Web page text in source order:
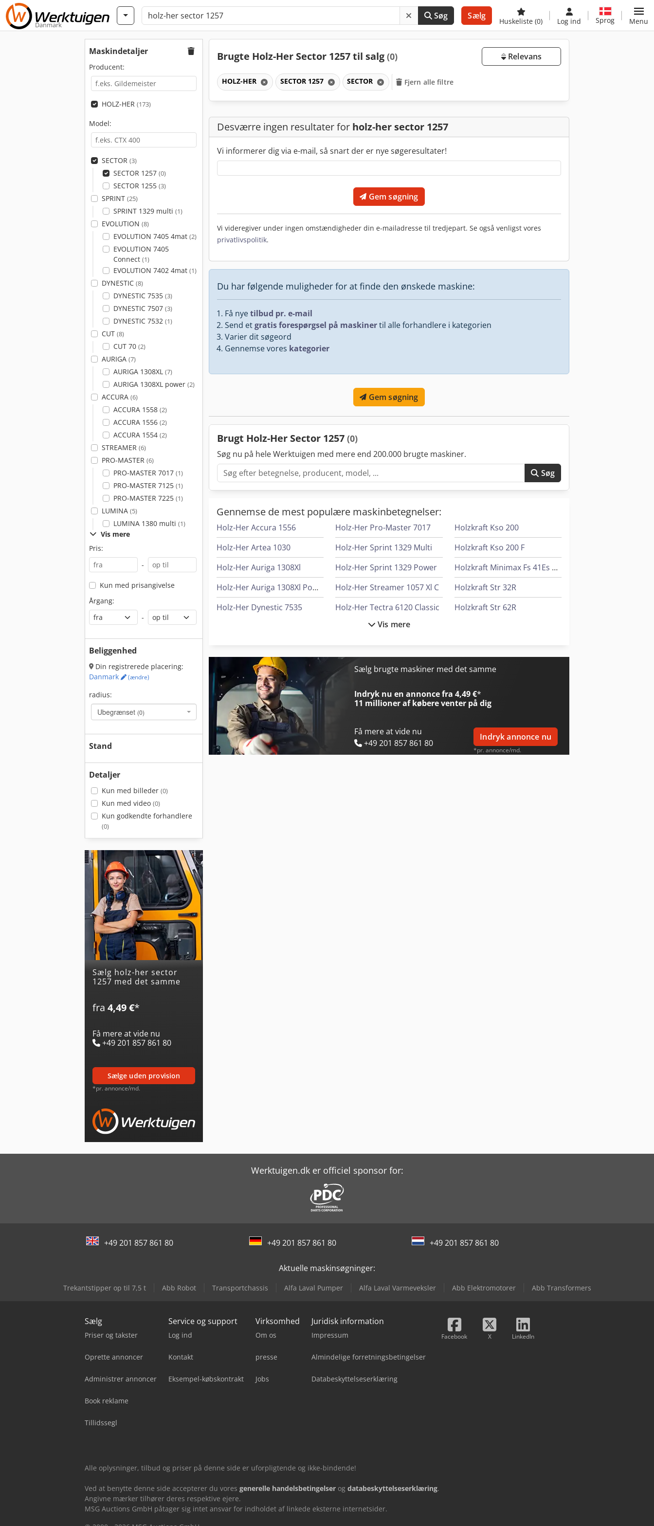
Danmark
Søg Sælg
Huskeliste (0) Log ind Sprog Menu
Maskindetaljer
Producent:
HOLZ-HER (173)
Model:
SECTOR (3)
SECTOR 1257 (0)
SECTOR 1255 (3)
SPRINT (25)
SPRINT 1329 multi (1)
EVOLUTION (8)
EVOLUTION 7405 4mat (2)
EVOLUTION 7405
Connect (1)
EVOLUTION 7402 4mat (1)
DYNESTIC (8)
DYNESTIC 7535 (3)
DYNESTIC 7507 (3)
DYNESTIC 7532 (1)
CUT (8)
CUT 70 (2)
AURIGA (7)
AURIGA 1308XL (7)
AURIGA 1308XL power (2)
ACCURA (6)
ACCURA 1558 (2)
ACCURA 1556 (2)
ACCURA 1554 (2)
STREAMER (6)
PRO-MASTER (6)
PRO-MASTER 7017 (1)
PRO-MASTER 7125 (1)
PRO-MASTER 7225 (1)
LUMINA (5)
LUMINA 1380 multi (1)
Vis mere
Pris:
-
Kun med prisangivelse
Årgang:
-
Beliggenhed
Din registrerede placering:
Danmark
(ændre)
radius:
Ubegrænset (0)
Stand
Detaljer
Kun med billeder (0)
Kun med video (0)
Kun godkendte forhandlere
(0)
Sælg holz-her sector
1257 med det samme
fra 4,49 €*
Få mere at vide nu
+49 201 857 861 80
sælge uden provision
*pr. annonce/md.
Brugte Holz-Her Sector 1257 til salg (0) Relevans
HOLZ-HER SECTOR 1257 SECTOR Fjern alle filtre
Desværre ingen resultater for holz-her sector 1257
Vi informerer dig via e-mail, så snart der er nye søgeresultater!
Gem søgning
Vi videregiver under ingen omstændigheder din e-mailadresse til tredjepart. Se også venligst vores
privatlivspolitik.
Du har følgende muligheder for at finde den ønskede maskine:
Få nyetilbud pr. e-mail
Send etgratis forespørgsel på maskinertil alle forhandlere i kategorien
Varier dit søgeord
Gennemse vores kategorier
Gem søgning
Brugt Holz-Her Sector 1257 (0)
Søg nu på hele Werktuigen med mere end 200.000 brugte maskiner.
Søg
Gennemse de mest populære maskinbetegnelser:
Holz-Her Accura 1556
Holz-Her Artea 1030
Holz-Her Auriga 1308Xl
Holz-Her Auriga 1308Xl Power
Holz-Her Dynestic 7535
Holz-Her Evolution 7405 Connect
Holz-Her Pro-Master 7017
Holz-Her Sprint 1329 Multi
Holz-Her Sprint 1329 Power
Holz-Her Streamer 1057 Xl C
Holz-Her Tectra 6120 Classic
Holz-Her Tectra 6120 Power
Holzkraft Hbs 533
Holzkraft Kso 200
Holzkraft Kso 200 F
Holzkraft Minimax Fs 41Es Tersa
Holzkraft Str 32R
Holzkraft Str 62R
Vis mere
Sælg brugte maskiner med det samme
Indryk nu en annonce fra 4,49 €*
11 millioner af købereventer på dig
Få mere at vide nu
+49 201 857 861 80
Indryk annonce nu
*pr. annonce/md.
Werktuigen.dk er officiel sponsor for:
+49 201 857 861 80 +49 201 857 861 80 +49 201 857 861 80
Aktuelle maskinsøgninger:
Trekantstipper op til 7,5 t Abb Robot Transportchassis Alfa Laval Pumper Alfa Laval Varmeveksler Abb Elektromotorer Abb Transformers
Sælg
Priser og takster
Oprette annoncer
Administrer annoncer
Book reklame
Tillidssegl
Service og support
Log ind
Kontakt
Eksempel-købskontrakt
Virksomhed
Om os
presse
Jobs
Juridisk information
Impressum
Almindelige forretningsbetingelser
Databeskyttelseserklæring
Facebook X LinkedIn
Alle oplysninger, tilbud og priser på denne side er uforpligtende og ikke-bindende!
Ved at benytte denne side accepterer du vores generelle handelsbetingelser og databeskyttelseserklæring.
Angivne mærker tilhører deres respektive ejere.
MSG Auctions GmbH påtager sig intet ansvar for indholdet af linkede eksterne internetsider.